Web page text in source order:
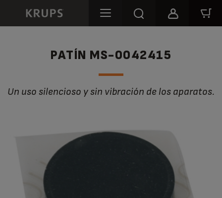
PATÍN MS-0042415
Un uso silencioso y sin vibración de los aparatos.